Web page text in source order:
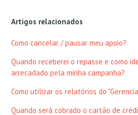
Artigos relacionados
Como cancelar / pausar meu apoio?
Quando receberei o repasse e como
arrecadado pela minha campanha?
Como utilizar os relatórios do
Quando será cobrado o cartão de